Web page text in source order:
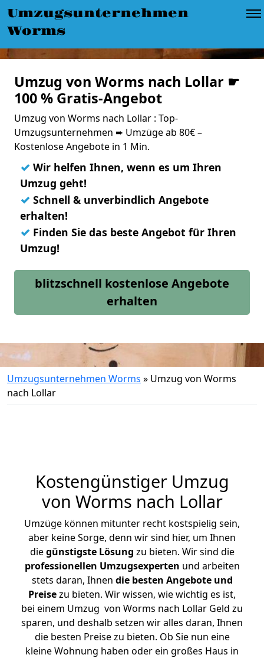
Umzugsunternehmen
Worms
Umzug von Worms nach Lollar ☛
100 % Gratis-Angebot
Umzug von Worms nach Lollar : Top-
Umzugsunternehmen ➨ Umzüge ab 80€ –
Kostenlose Angebote in 1 Min.
✓ Wir helfen Ihnen, wenn es um Ihren
Umzug geht!
✓ Schnell & unverbindlich Angebote
erhalten!
✓ Finden Sie das beste Angebot für Ihren
Umzug!
blitzschnell kostenlose Angebote
erhalten
Umzugsunternehmen Worms » Umzug von Worms
nach Lollar
Kostengünstiger Umzug
von Worms nach Lollar
Umzüge können mitunter recht kostspielig sein,
aber keine Sorge, denn wir sind hier, um Ihnen
diegünstigste Lösung zu bieten. Wir sind die
professionellen Umzugsexperten und arbeiten
stets daran, Ihnen die besten Angebote und
Preisezu bieten. Wir wissen, wie wichtig es ist,
bei einem Umzug von Worms nach Lollar Geld zu
sparen, und deshalb setzen wir alles daran, Ihnen
die besten Preise zu bieten. Ob Sie nun eine
kleine Wohnung haben oder ein großes Haus in